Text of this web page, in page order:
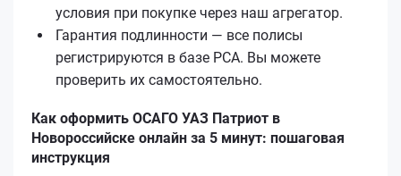
условия при покупке через наш агрегатор.
Гарантия подлинности — все полисы
регистрируются в базе РСА. Вы можете
проверить их самостоятельно.
Как оформить ОСАГО УАЗ Патриот в
Новороссийске онлайн за 5 минут: пошаговая
инструкция